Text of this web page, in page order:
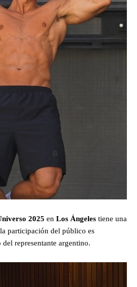
2025 en Los Ángeles tiene una
participación del público es
representante argentino.